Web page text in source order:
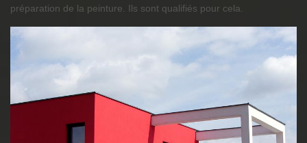
préparation de la peinture. Ils sont qualifiés pour cela.